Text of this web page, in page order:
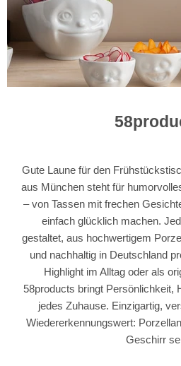
Gute Laune für den
aus München steht für
– von Tassen mit frechen
einfach glücklich machen.
gestaltet, aus hochwertigem
und nachhaltig in Deutschland
Highlight im Alltag oder als
58products bringt Persönlichkeit,
jedes Zuhause. Einzigartig,
Wiedererkennungswert:
Geschirr